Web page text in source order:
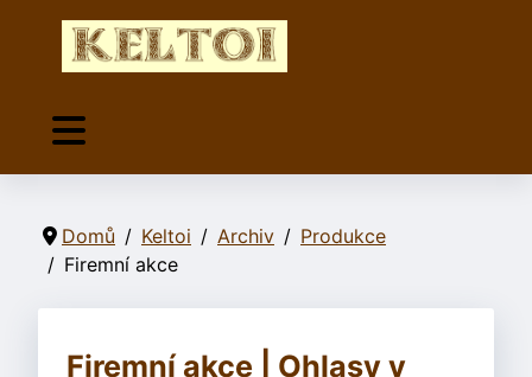
Domů Keltoi Archiv
Produkce
Firemní akce
Firemní akce | Ohlasy v